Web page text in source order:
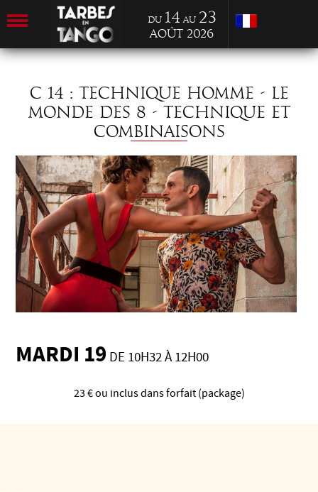
du 14 au 23
Août 2026
C 14 : TECHNIQUE HOMME - LE
MONDE DES 8 - TECHNIQUE ET
COMBINAISONS
MARDI 19 DE 10H32 À 12H00
23 € ou inclus dans forfait (package)